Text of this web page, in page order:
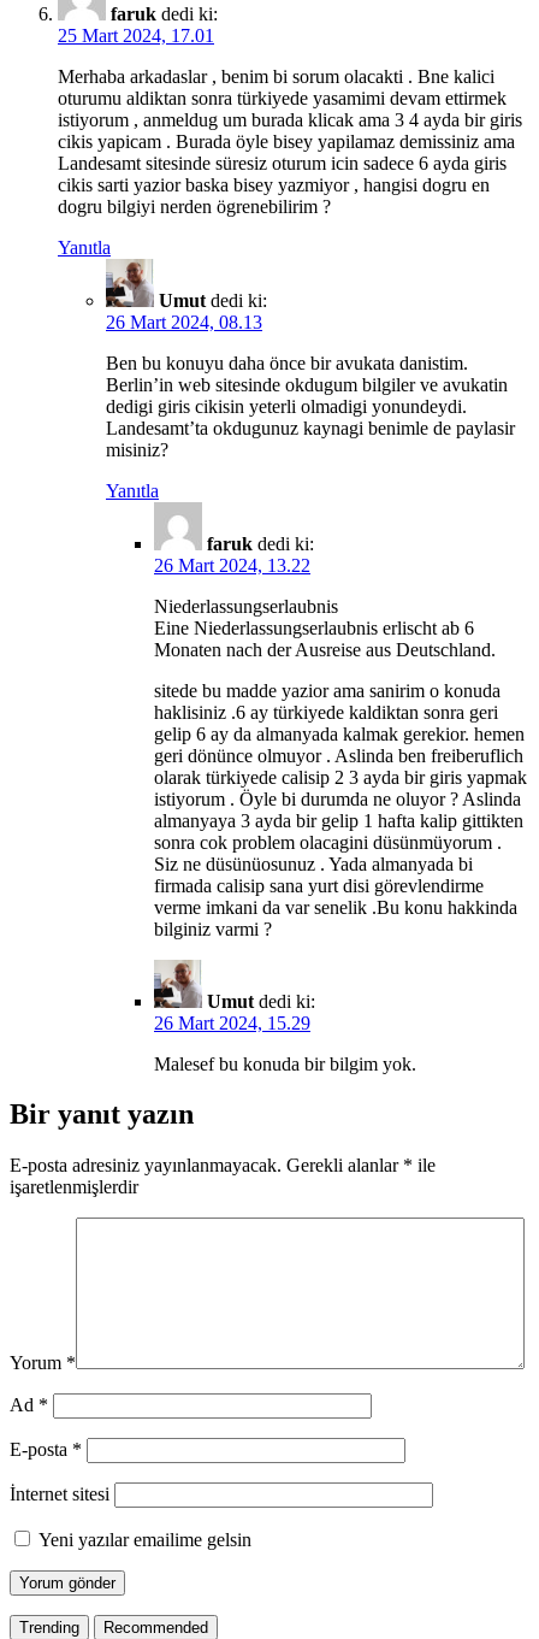
faruk dedi ki:
25 Mart 2024, 17.01
Merhaba arkadaslar , benim bi sorum olacakti . Bne kalici
oturumu aldiktan sonra türkiyede yasamimi devam ettirmek
istiyorum , anmeldug um burada klicak ama 3 4 ayda bir giris
cikis yapicam . Burada öyle bisey yapilamaz demissiniz ama
Landesamt sitesinde süresiz oturum icin sadece 6 ayda giris
cikis sarti yazior baska bisey yazmiyor , hangisi dogru en
dogru bilgiyi nerden ögrenebilirim ?
Yanıtla
Umut dedi ki:
26 Mart 2024, 08.13
Ben bu konuyu daha önce bir avukata danistim.
Berlin’in web sitesinde okdugum bilgiler ve avukatin
dedigi giris cikisin yeterli olmadigi yonundeydi.
Landesamt’ta okdugunuz kaynagi benimle de paylasir
misiniz?
Yanıtla
faruk dedi ki:
26 Mart 2024, 13.22
Niederlassungserlaubnis
Eine Niederlassungserlaubnis erlischt ab 6
Monaten nach der Ausreise aus Deutschland.
sitede bu madde yazior ama sanirim o konuda
haklisiniz .6 ay türkiyede kaldiktan sonra geri
gelip 6 ay da almanyada kalmak gerekior. hemen
geri dönünce olmuyor . Aslinda ben freiberuflich
olarak türkiyede calisip 2 3 ayda bir giris yapmak
istiyorum . Öyle bi durumda ne oluyor ? Aslinda
almanyaya 3 ayda bir gelip 1 hafta kalip gittikten
sonra cok problem olacagini düsünmüyorum .
Siz ne düsünüosunuz . Yada almanyada bi
firmada calisip sana yurt disi görevlendirme
verme imkani da var senelik .Bu konu hakkinda
bilginiz varmi ?
Umut dedi ki:
26 Mart 2024, 15.29
Malesef bu konuda bir bilgim yok.
Bir yanıt yazın
E-posta adresiniz yayınlanmayacak. Gerekli alanlar * ile
işaretlenmişlerdir
Yorum *
Ad *
E-posta *
İnternet sitesi
Yeni yazılar emailime gelsin
Trending Recommended